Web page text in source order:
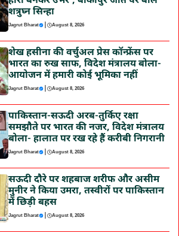
शत्रुघ्न सिन्हा
Jagrut Bharat | August 8, 2026
शेख हसीना की वर्चुअल प्रेस कॉन्फ्रेंस पर
भारत का रुख साफ, विदेश मंत्रालय बोला-
आयोजन में हमारी कोई भूमिका नहीं
Jagrut Bharat | August 8, 2026
पाकिस्तान-सऊदी अरब-तुर्किए रक्षा
समझौते पर भारत की नजर, विदेश मंत्रालय
बोला- हालात पर रख रहे हैं करीबी निगरानी
Jagrut Bharat | August 8, 2026
सऊदी दौरे पर शहबाज शरीफ और असीम
मुनीर ने किया उमरा, तस्वीरों पर पाकिस्तान
में छिड़ी बहस
Jagrut Bharat | August 8, 2026